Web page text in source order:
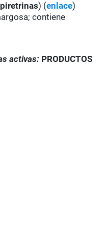
piretrinas) (enlace)
contiene
activas: PRODUCTOS